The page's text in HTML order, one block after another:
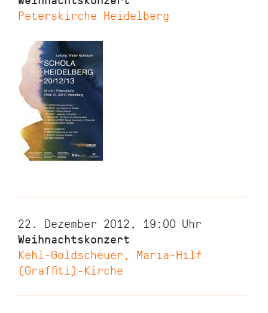
Peterskirche Heidelberg
22. Dezember 2012, 19:00 Uhr
Weihnachtskonzert
Kehl-Goldscheuer, Maria-Hilf
(Graffiti)-Kirche